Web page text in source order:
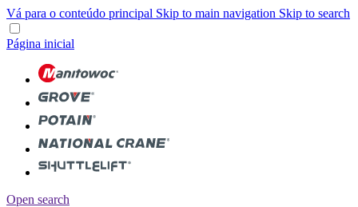
Vá para o conteúdo principal Skip to main navigation Skip to search
Página inicial
Open search